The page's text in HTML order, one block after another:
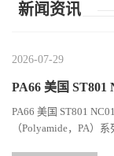
新闻资讯
2026-07-29
PA66 美国 ST801
PA66 美国 ST801
（Polyamide，PA）